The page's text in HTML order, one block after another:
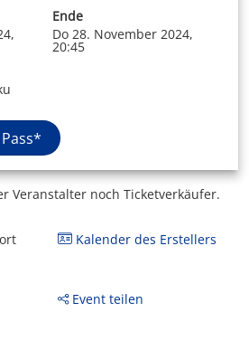
Ende
Do 28. November 2024,
20:45
Veranstalter noch Ticketverkäufer.
Kalender des Erstellers
Event teilen